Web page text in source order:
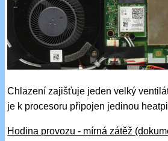
Chlazení zajišťuje jeden velký
je k procesoru připojen jedinou
Hodina provozu - mírná zátěž